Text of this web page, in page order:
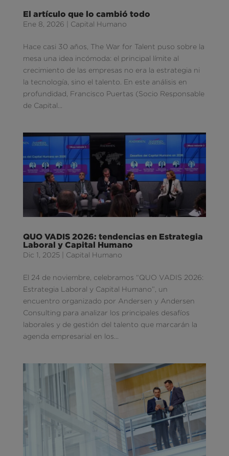
El artículo que lo cambió todo
Ene 8, 2026 Capital Humano
Hace casi 30 años, The War for Talent puso sobre la
mesa una idea incómoda: el principal límite al
crecimiento de las empresas no era la estrategia ni
la tecnología, sino el talento. En este análisis en
profundidad, Francisco Puertas (Socio Responsable
de Capital...
QUO VADIS 2026: tendencias en Estrategia
Laboral y Capital Humano
Dic 1, 2025| Capital Humano
El 24 de noviembre, celebramos “QUO VADIS 2026:
Estrategia Laboral y Capital Humano”, un
encuentro organizado por Andersen y Andersen
Consulting para analizar los principales desafíos
laborales y de gestión del talento que marcarán la
agenda empresarial en los...